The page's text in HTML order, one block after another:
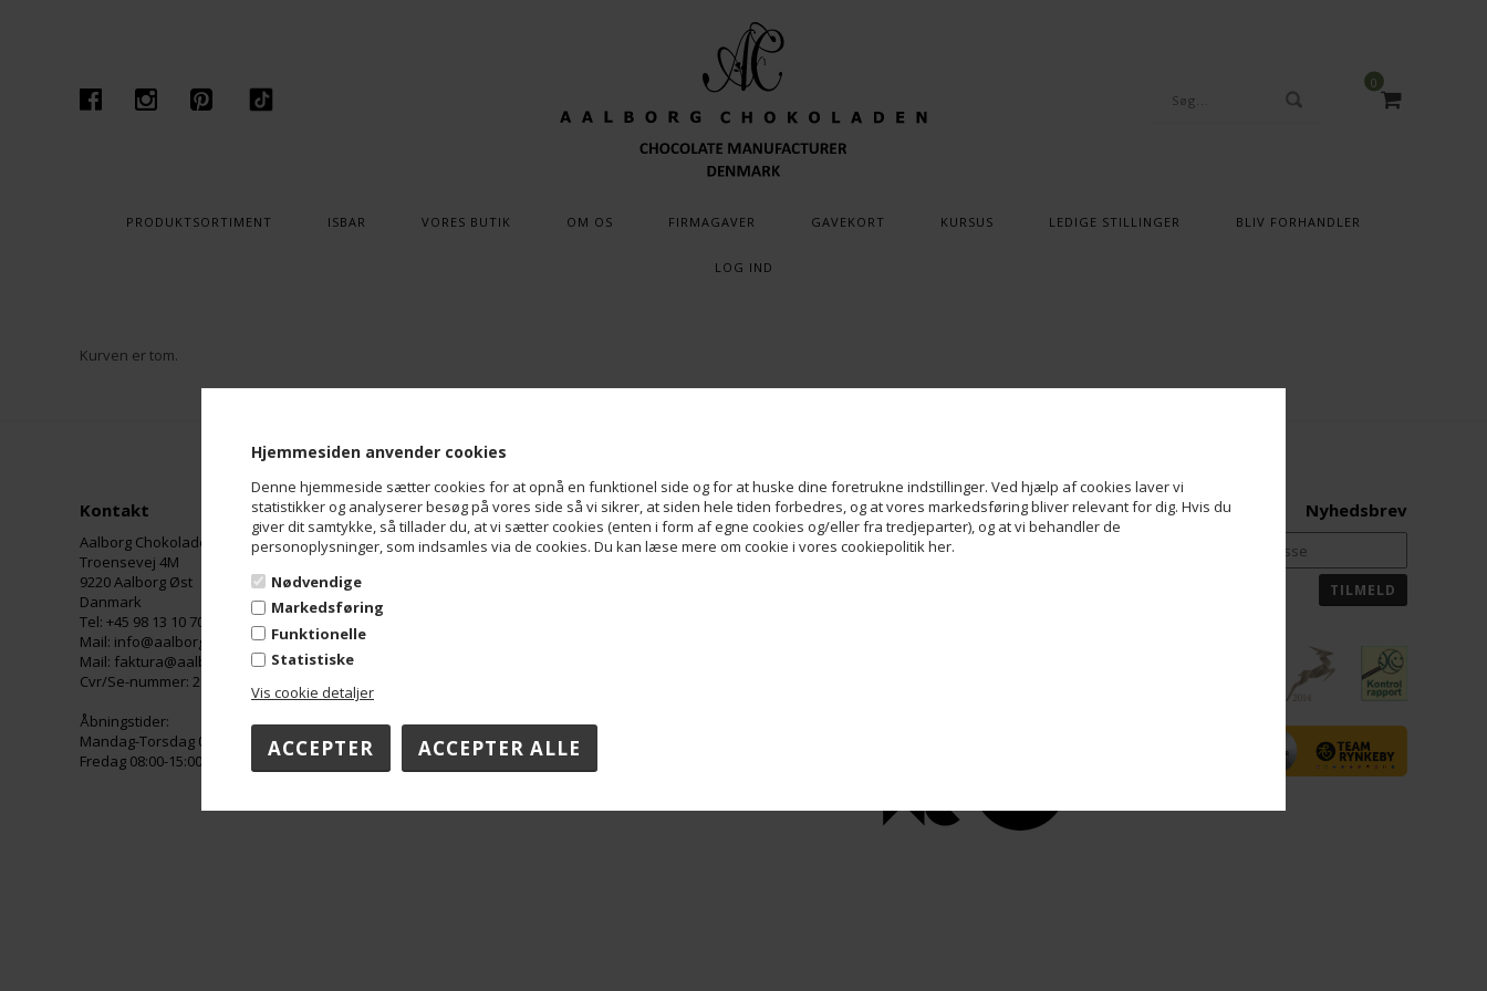
Hjemmesiden anvender cookies
Denne hjemmeside sætter cookies for at opnå en funktionel side og for at huske dine foretrukne indstillinger. Ved hjælp af cookies laver vi
statistikker og analyserer besøg på vores side så vi sikrer, at siden hele tiden forbedres, og at vores markedsføring bliver relevant for dig. Hvis du
giver dit samtykke, så tillader du, at vi sætter cookies (enten i form af egne cookies og/eller fra tredjeparter), og at vi behandler de
personoplysninger, som indsamles via de cookies. Du kan læse mere om cookie i vores cookiepolitik her.
Nødvendige
Markedsføring
Funktionelle
Statistiske
Vis cookie detaljer
0
PRODUKTSORTIMENT ISBAR VORES BUTIK OM OS FIRMAGAVER GAVEKORT KURSUS LEDIGE STILLINGER BLIV FORHANDLER
LOG IND
Kurven er tom.
Kontakt
Aalborg Chokoladen ApS
Troensevej 4M
9220 Aalborg Øst
Danmark
Tel: +45 98 13 10 70
Mail: info@aalborgchokoladen.dk
Mail: faktura@aalborgchokoladen.dk
Cvr/Se-nummer: 29842957
Åbningstider:
Mandag-Torsdag 08:00-16:00
Fredag 08:00-15:00
Om Aalborg Chokoladen
Katalog
Opskrifter
Historie
Jobmuligheder
Butik
Galleri og presse
Firmagaver
POS Materiale (Forhandlere)
Information
Handelsvilkår
Følg os
Facebook
Nyhedsbrev